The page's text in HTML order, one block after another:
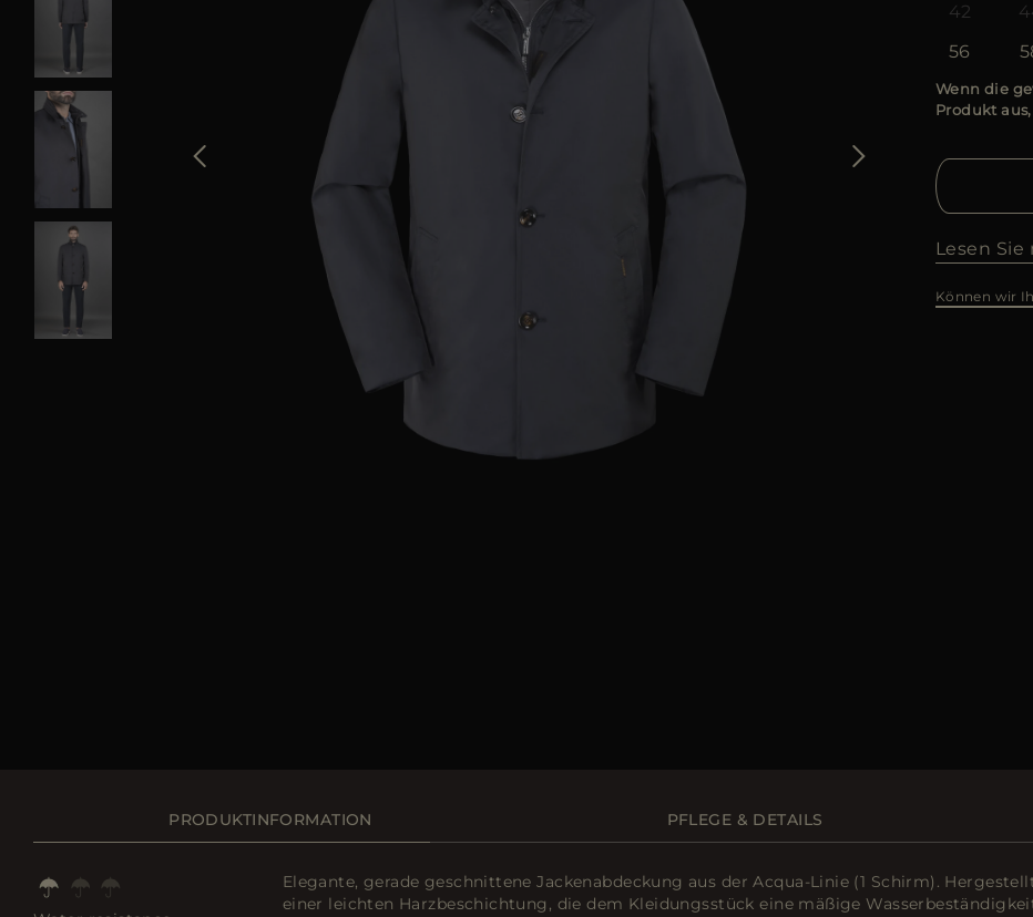
42
56
Wenn die
Produkt
Lesen Sie
Können wir
PRODUKTINFORMATION PFLEGE & DETAILS
Elegante, gerade geschnittene Jackenabdeckung aus der Acqua-Linie (1 Schirm).
einer leichten Harzbeschichtung, die dem Kleidungsstück eine mäßige